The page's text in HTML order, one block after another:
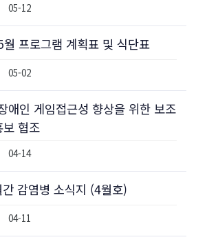
05-12
프로그램 계획표 및 식단표
05-02
애인 게임접근성 향상을 위한 보조
보 협조
04-14
감염병 소식지 (4월호)
04-11